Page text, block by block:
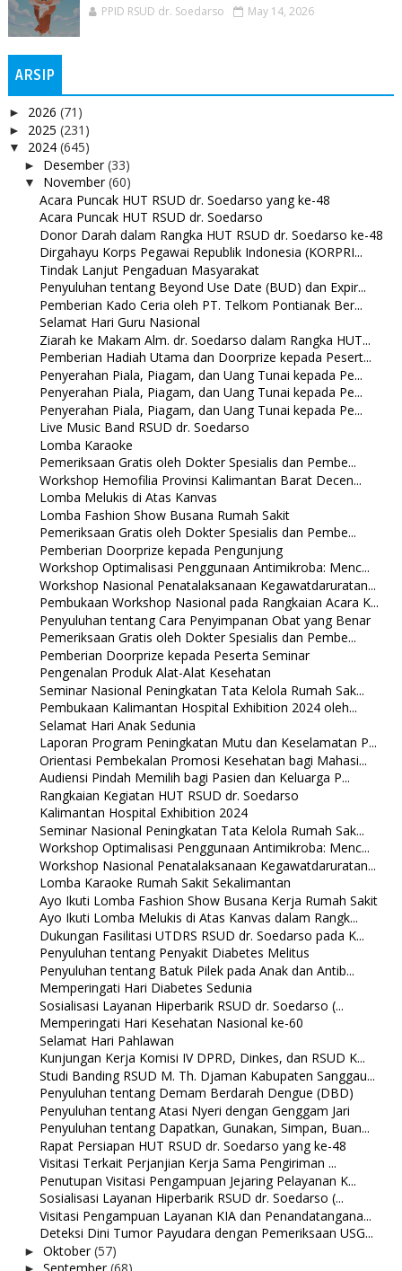
PPID RSUD dr. Soedarso May 14, 2026
ARSIP
► 2026 (71)
► 2025 (231)
▼ 2024 (645)
► Desember(33)
▼ November(60)
Acara Puncak HUT RSUD dr. Soedarso yang ke-48
Acara Puncak HUT RSUD dr. Soedarso
Donor Darah dalam Rangka HUT RSUD dr. Soedarso ke-48
Dirgahayu Korps Pegawai Republik Indonesia (KORPRI...
Tindak Lanjut Pengaduan Masyarakat
Penyuluhan tentang Beyond Use Date (BUD) dan Expir...
Pemberian Kado Ceria oleh PT. Telkom Pontianak Ber...
Selamat Hari Guru Nasional
Ziarah ke Makam Alm. dr. Soedarso dalam Rangka HUT...
Pemberian Hadiah Utama dan Doorprize kepada Pesert...
Penyerahan Piala, Piagam, dan Uang Tunai kepada Pe...
Penyerahan Piala, Piagam, dan Uang Tunai kepada Pe...
Penyerahan Piala, Piagam, dan Uang Tunai kepada Pe...
Live Music Band RSUD dr. Soedarso
Lomba Karaoke
Pemeriksaan Gratis oleh Dokter Spesialis dan Pembe...
Workshop Hemofilia Provinsi Kalimantan Barat Decen...
Lomba Melukis di Atas Kanvas
Lomba Fashion Show Busana Rumah Sakit
Pemeriksaan Gratis oleh Dokter Spesialis dan Pembe...
Pemberian Doorprize kepada Pengunjung
Workshop Optimalisasi Penggunaan Antimikroba: Menc...
Workshop Nasional Penatalaksanaan Kegawatdaruratan...
Pembukaan Workshop Nasional pada Rangkaian Acara K...
Penyuluhan tentang Cara Penyimpanan Obat yang Benar
Pemeriksaan Gratis oleh Dokter Spesialis dan Pembe...
Pemberian Doorprize kepada Peserta Seminar
Pengenalan Produk Alat-Alat Kesehatan
Seminar Nasional Peningkatan Tata Kelola Rumah Sak...
Pembukaan Kalimantan Hospital Exhibition 2024 oleh...
Selamat Hari Anak Sedunia
Laporan Program Peningkatan Mutu dan Keselamatan P...
Orientasi Pembekalan Promosi Kesehatan bagi Mahasi...
Audiensi Pindah Memilih bagi Pasien dan Keluarga P...
Rangkaian Kegiatan HUT RSUD dr. Soedarso
Kalimantan Hospital Exhibition 2024
Seminar Nasional Peningkatan Tata Kelola Rumah Sak...
Workshop Optimalisasi Penggunaan Antimikroba: Menc...
Workshop Nasional Penatalaksanaan Kegawatdaruratan...
Lomba Karaoke Rumah Sakit Sekalimantan
Ayo Ikuti Lomba Fashion Show Busana Kerja Rumah Sakit
Ayo Ikuti Lomba Melukis di Atas Kanvas dalam Rangk...
Dukungan Fasilitasi UTDRS RSUD dr. Soedarso pada K...
Penyuluhan tentang Penyakit Diabetes Melitus
Penyuluhan tentang Batuk Pilek pada Anak dan Antib...
Memperingati Hari Diabetes Sedunia
Sosialisasi Layanan Hiperbarik RSUD dr. Soedarso (...
Memperingati Hari Kesehatan Nasional ke-60
Selamat Hari Pahlawan
Kunjungan Kerja Komisi IV DPRD, Dinkes, dan RSUD K...
Studi Banding RSUD M. Th. Djaman Kabupaten Sanggau...
Penyuluhan tentang Demam Berdarah Dengue (DBD)
Penyuluhan tentang Atasi Nyeri dengan Genggam Jari
Penyuluhan tentang Dapatkan, Gunakan, Simpan, Buan...
Rapat Persiapan HUT RSUD dr. Soedarso yang ke-48
Visitasi Terkait Perjanjian Kerja Sama Pengiriman ...
Penutupan Visitasi Pengampuan Jejaring Pelayanan K...
Sosialisasi Layanan Hiperbarik RSUD dr. Soedarso (...
Visitasi Pengampuan Layanan KIA dan Penandatangana...
Deteksi Dini Tumor Payudara dengan Pemeriksaan USG...
► Oktober(57)